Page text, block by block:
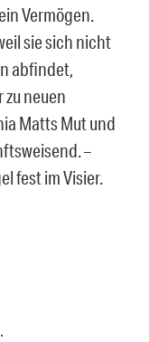
Vermögen.
sie sich nicht
abfindet,
neuen
Matts Mut und
–
fest im Visier.